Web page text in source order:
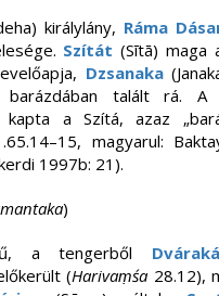
királylány, Ráma
Szítát (Sītā) maga
Dzsanaka
talált rá. A
kapta a Szítá, azaz
magyarul:
1997b: 21).
)
a tengerből Dváraká
(Harivaṃśa 28.12),